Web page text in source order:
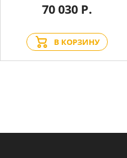
70 030 Р.
В КОРЗИНУ